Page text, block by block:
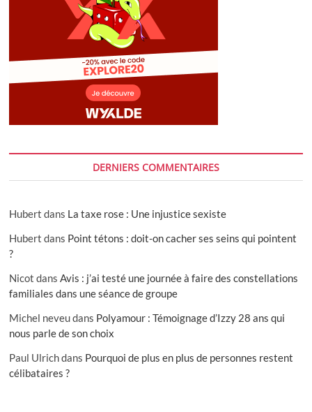
DERNIERS COMMENTAIRES
Hubert dans La taxe rose : Une injustice sexiste
Hubert dans Point tétons : doit-on cacher ses seins qui pointent
?
Nicot dansAvis : j’ai testé une journée à faire des constellations
familiales dans une séance de groupe
Michel neveudans Polyamour : Témoignage d’Izzy 28 ans qui
nous parle de son choix
Paul Ulrichdans Pourquoi de plus en plus de personnes restent
célibataires ?